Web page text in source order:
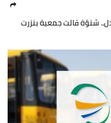
شنوّة قالت جمعية بنزرت